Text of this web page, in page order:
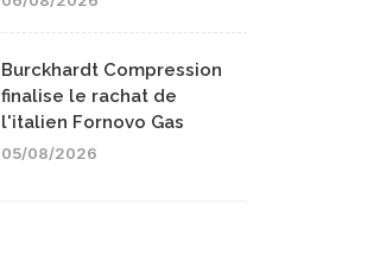
Burckhardt Compression
finalise le rachat de
l'italien Fornovo Gas
05/08/2026